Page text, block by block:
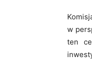
w
ten